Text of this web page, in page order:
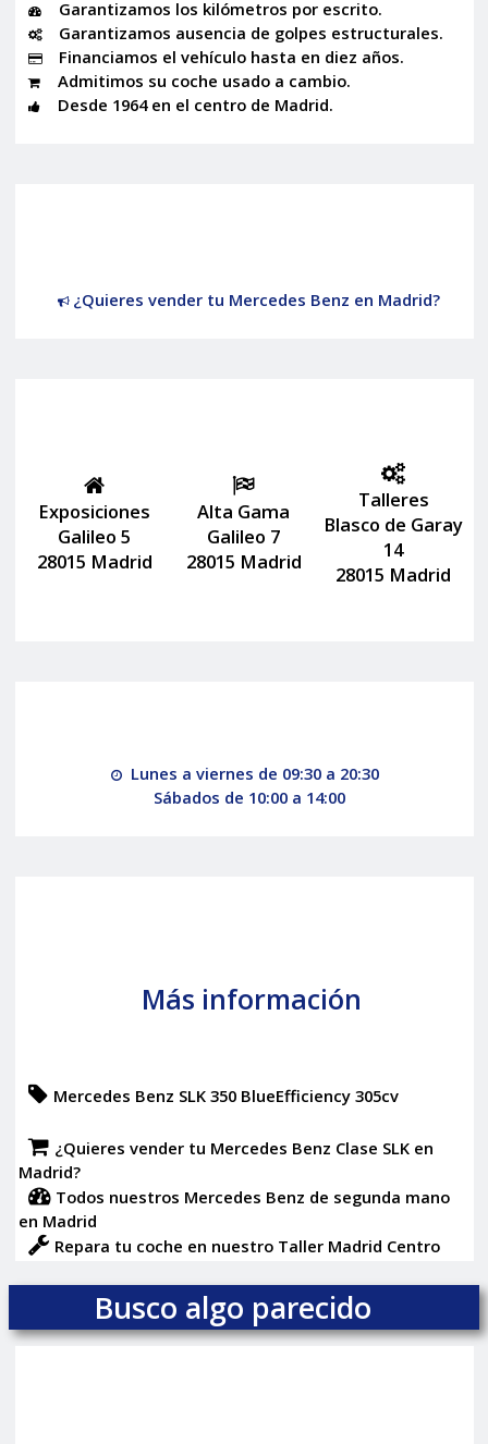
Garantizamos los kilómetros por escrito.
Garantizamos ausencia de golpes estructurales.
Financiamos el vehículo hasta en diez años.
Admitimos su coche usado a cambio.
Desde 1964 en el centro de Madrid.
¿Quieres vender tu Mercedes Benz en Madrid?
Exposiciones
Galileo 5
28015 Madrid
Alta Gama
Galileo 7
28015 Madrid
Talleres
Blasco de Garay
14
28015 Madrid
Lunes a viernes de 09:30 a 20:30
Sábados de 10:00 a 14:00
Más información
Mercedes Benz SLK 350 BlueEfficiency 305cv
¿Quieres vender tu Mercedes Benz Clase SLK en
Madrid?
Todos nuestros Mercedes Benz de segunda mano
en Madrid
Repara tu coche en nuestro Taller Madrid Centro
Busco algo parecido